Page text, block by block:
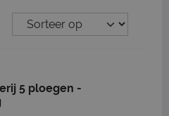
5 ploegen -